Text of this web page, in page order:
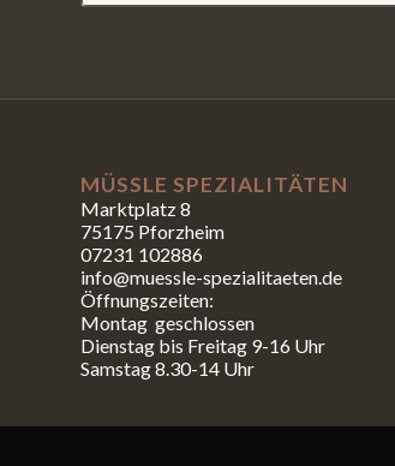
MÜSSLE SPEZIALITÄTEN
Marktplatz 8
75175 Pforzheim
07231 102886
info@muessle-spezialitaeten.de
Öffnungszeiten:
Montag geschlossen
Dienstag bis Freitag 9-16 Uhr
Samstag 8.30-14 Uhr